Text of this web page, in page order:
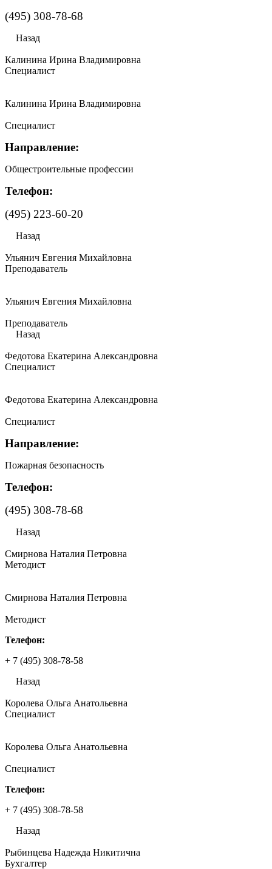
(495) 308-78-68
Назад
Калинина Ирина Владимировна
Специалист
Калинина Ирина Владимировна
Специалист
Направление:
Общестроительные профессии
Телефон:
(495) 223-60-20
Назад
Ульянич Евгения Михайловна
Преподаватель
Ульянич Евгения Михайловна
Преподаватель
Назад
Федотова Екатерина Александровна
Специалист
Федотова Екатерина Александровна
Специалист
Направление:
Пожарная безопасность
Телефон:
(495) 308-78-68
Назад
Смирнова Наталия Петровна
Методист
Смирнова Наталия Петровна
Методист
Телефон:
+ 7 (495) 308-78-58
Назад
Королева Ольга Анатольевна
Специалист
Королева Ольга Анатольевна
Специалист
Телефон:
+ 7 (495) 308-78-58
Назад
Рыбинцева Надежда Никитична
Бухгалтер